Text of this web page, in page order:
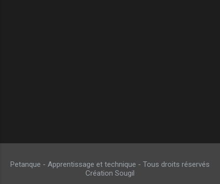
Petanque - Apprentissage et technique - Tous droits réservés
Création Sougil